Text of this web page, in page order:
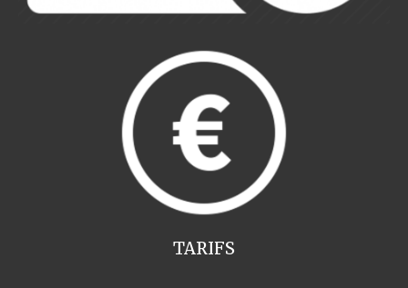
TARIFS